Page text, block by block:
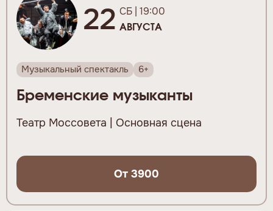
22 СБ | 19:00
АВГУСТА
Музыкальный спектакль 6+
Бременские музыканты
Театр Моссовета | Основная сцена
От 3900